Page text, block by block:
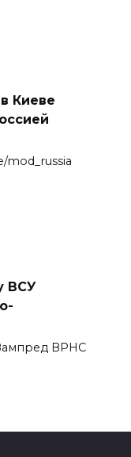
Киеве
ВСУ
ВРНС